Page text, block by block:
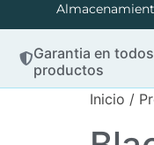
Garantia en
productos
Inicio /